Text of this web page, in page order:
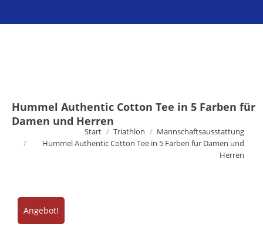
Hummel Authentic Cotton Tee in 5 Farben für
Damen und Herren
Start Triathlon
Mannschaftsausstattung
Hummel Authentic Cotton Tee in 5 Farben für Damen und
Herren
Angebot!